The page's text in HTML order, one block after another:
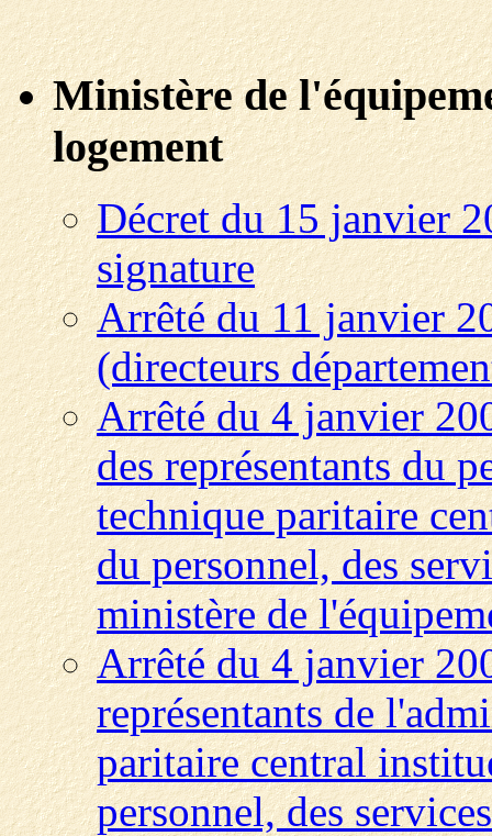
Ministère de
logement
Décret du 15 janvier
signature
Arrêté du 11 janvier
(directeurs
Arrêté du 4 janvier
des représentants du
technique paritaire
du personnel, des
ministère de
Arrêté du 4 janvier
représentants de
paritaire central
personnel, des